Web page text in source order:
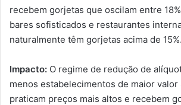
recebem gorjetas que oscilam entre
bares sofisticados e restaurantes
naturalmente têm gorjetas acima de 15%.
Impacto: O regime de redução de
menos estabelecimentos de maior valor
praticam preços mais altos e recebem